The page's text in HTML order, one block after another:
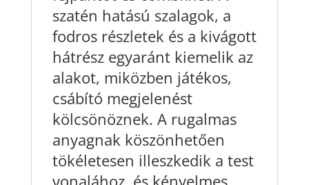
szatén hatású szalagok, a
fodros részletek és a kivágott
hátrész egyaránt kiemelik az
alakot, miközben játékos,
csábító megjelenést
kölcsönöznek. A rugalmas
anyagnak köszönhetően
tökéletesen illeszkedik a test
vonalához, és kényelmes